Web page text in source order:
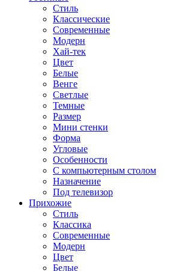
Стиль
Классические
Современные
Модерн
Хай-тек
Цвет
Белые
Венге
Светлые
Темные
Размер
Мини стенки
Форма
Угловые
Особенности
С компьютерным столом
Назначение
Под телевизор
Прихожие
Стиль
Классика
Современные
Модерн
Цвет
Белые